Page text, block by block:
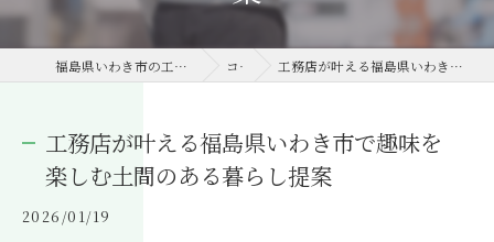
福島県いわき市の工務店なら株式会社ヒロ・工房 コラム 工務店が叶える福島県いわき市で趣味を楽しむ土間のある暮らし提案
工務店が叶える福島県いわき市で趣味を
楽しむ土間のある暮らし提案
2026/01/19